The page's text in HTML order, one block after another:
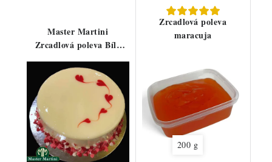
Master Martini
Zrcadlová poleva Bílá
Zrcadlová poleva
maracuja
200 g